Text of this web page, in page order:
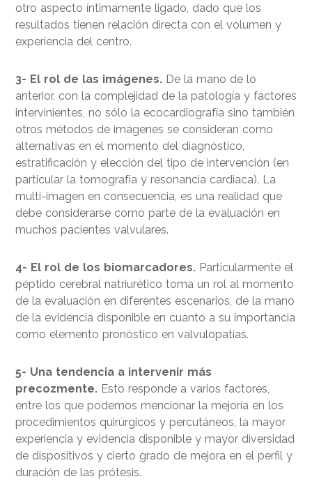
otro aspecto íntimamente ligado, dado que los
resultados tienen relación directa con el volumen y
experiencia del centro.
3- El rol de las imágenes. De la mano de lo
anterior, con la complejidad de la patología y factores
intervinientes, no sólo la ecocardiografía sino también
otros métodos de imágenes se consideran como
alternativas en el momento del diagnóstico,
estratificación y elección del tipo de intervención (en
particular la tomografía y resonancia cardiaca). La
multi-imagen en consecuencia, es una realidad que
debe considerarse como parte de la evaluación en
muchos pacientes valvulares.
4- El rol de los biomarcadores. Particularmente el
péptido cerebral natriurético toma un rol al momento
de la evaluación en diferentes escenarios, de la mano
de la evidencia disponible en cuanto a su importancia
como elemento pronóstico en valvulopatías.
5- Una tendencia a intervenir más
precozmente. Esto responde a varios factores,
entre los que podemos mencionar la mejoría en los
procedimientos quirúrgicos y percutáneos, la mayor
experiencia y evidencia disponible y mayor diversidad
de dispositivos y cierto grado de mejora en el perfil y
duración de las prótesis.